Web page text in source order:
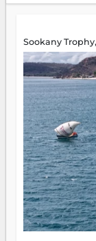
Sookany